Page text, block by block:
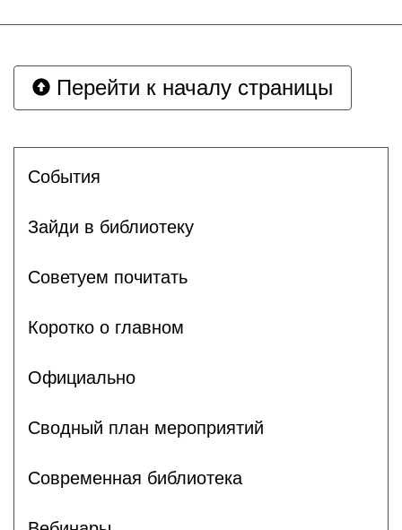
Перейти к началу страницы
События
Зайди в библиотеку
Советуем почитать
Коротко о главном
Официально
Сводный план мероприятий
Современная библиотека